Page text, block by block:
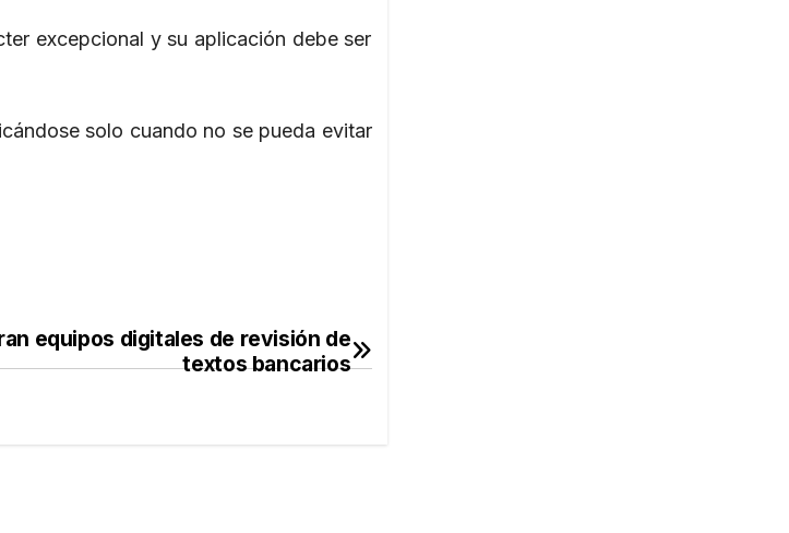
excepcional y su aplicación debe ser
solo cuando no se pueda evitar
equipos digitales de revisión de
textos bancarios